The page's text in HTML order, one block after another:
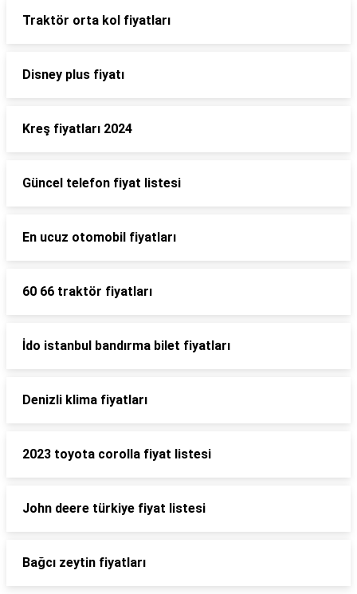
Traktör orta kol fiyatları
Disney plus fiyatı
Kreş fiyatları 2024
Güncel telefon fiyat listesi
En ucuz otomobil fiyatları
60 66 traktör fiyatları
İdo istanbul bandırma bilet fiyatları
Denizli klima fiyatları
2023 toyota corolla fiyat listesi
John deere türkiye fiyat listesi
Bağcı zeytin fiyatları